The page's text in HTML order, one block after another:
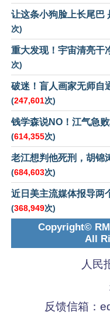
让这条小狗脸上长尾巴
次)
重大发现！宇宙清亮干
次)
破迷！盲人画家无师自
(247,601次)
钱学森说NO！江气急
(614,355次)
老江想判他死刑，胡锦
(684,603次)
近日美主流媒体报导两
(368,949次)
Copyright©
All
人民
反馈信箱：